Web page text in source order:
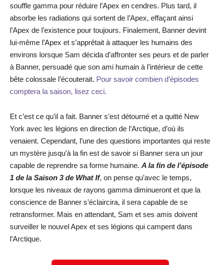
souffle gamma pour réduire l’Apex en cendres. Plus tard, il
absorbe les radiations qui sortent de l’Apex, effaçant ainsi
l’Apex de l’existence pour toujours. Finalement, Banner devint
lui-même l’Apex et s’apprêtait à attaquer les humains des
environs lorsque Sam décida d’affronter ses peurs et de parler
à Banner, persuadé que son ami humain à l’intérieur de cette
bête colossale l’écouterait. Pour savoir combien d’épisodes
comptera la saison, lisez ceci.
Et c’est ce qu’il a fait. Banner s’est détourné et a quitté New
York avec les légions en direction de l’Arctique, d’où ils
venaient. Cependant, l’une des questions importantes qui reste
un mystère jusqu’à la fin est de savoir si Banner sera un jour
capable de reprendre sa forme humaine. A la fin de l’épisode
1 de la Saison 3 de What If, on pense qu’avec le temps,
lorsque les niveaux de rayons gamma diminueront et que la
conscience de Banner s’éclaircira, il sera capable de se
retransformer. Mais en attendant, Sam et ses amis doivent
surveiller le nouvel Apex et ses légions qui campent dans
l’Arctique.